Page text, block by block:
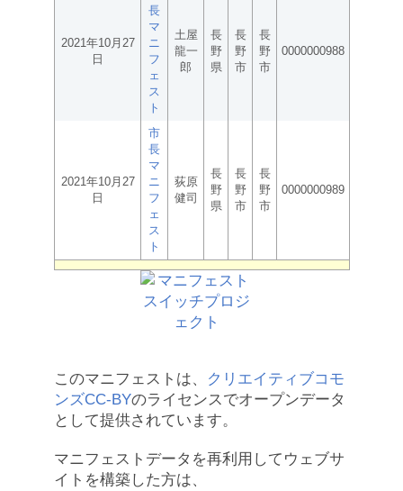
2021年10月27
日
長
マ
ニ
フ
ェ
ス
ト
土屋
龍一
郎
長
野
県
長
野
市
長
野
市
0000000988
2021年10月27
日
市
長
マ
ニ
フ
ェ
ス
ト
荻原
健司
長
野
県
長
野
市
長
野
市
0000000989
このマニフェストは、
クリエイティブコモ
ンズCC-BYのライセンスでオープンデータ
として提供されています。
マニフェストデータを再利用してウェブサ
イトを構築した方は、